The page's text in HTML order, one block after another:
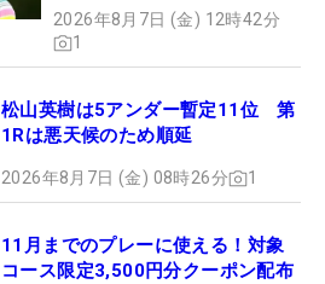
2026年8月7日 (金) 12時42分
1
松山英樹は5アンダー暫定11位 第
1Rは悪天候のため順延
2026年8月7日 (金) 08時26分 1
11月までのプレーに使える！対象
コース限定3,500円分クーポン配布